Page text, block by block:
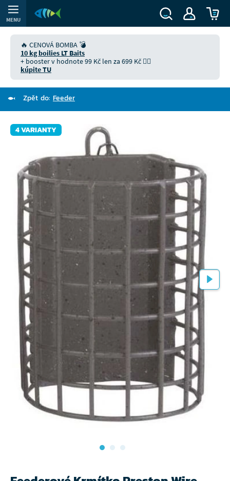
MENU
🔥 CENOVÁ BOMBA 💣
10 kg boilies LT Baits
+ booster v hodnote 99 Kč len za 699 Kč 👉🏻
kúpite TU
Zpět do: Feeder
4 VARIANTY